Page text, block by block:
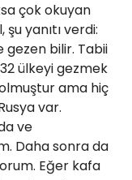
çok okuyan
yanıtı verdi:
gezen bilir. Tabii
ülkeyi gezmek
ama hiç
var.
ve
Daha sonra da
Eğer kafa